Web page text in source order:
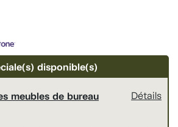
disponible(s)
meubles de bureau
Détails